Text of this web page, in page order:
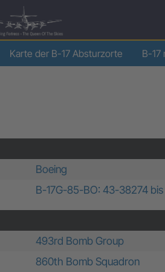
Karte der B-17 Absturzorte B-17
Boeing
B-17G-85-BO: 43-38274
493rd Bomb Group
860th Bomb Squadron